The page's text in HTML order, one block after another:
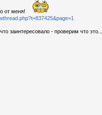
от меня!
заинтересовало - проверим что